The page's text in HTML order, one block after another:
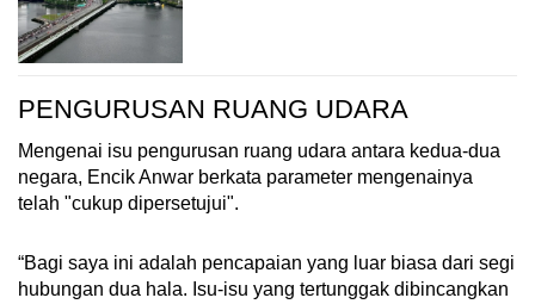
PENGURUSAN RUANG UDARA
Mengenai isu pengurusan ruang udara antara kedua-dua
negara, Encik Anwar berkata parameter mengenainya
telah "cukup dipersetujui".
“Bagi saya ini adalah pencapaian yang luar biasa dari segi
hubungan dua hala. Isu-isu yang tertunggak dibincangkan